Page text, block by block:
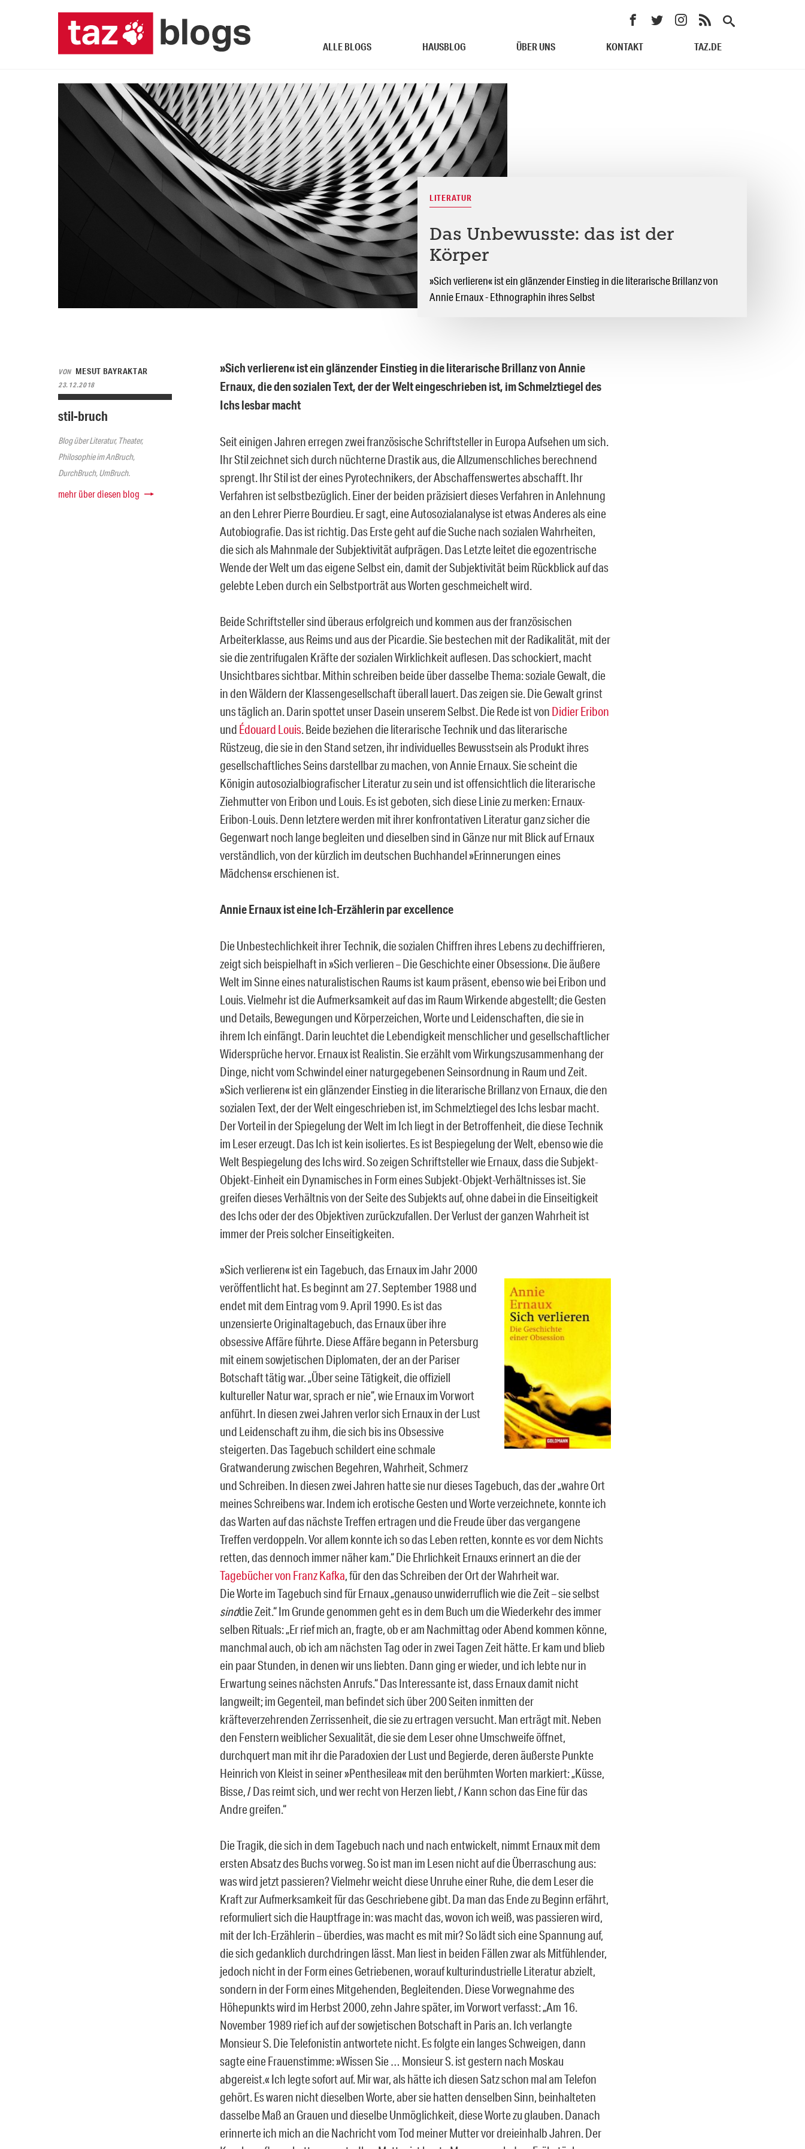
ALLE BLOGS HAUSBLOG ÜBER UNS KONTAKT TAZ.DE
LITERATUR
Das Unbewusste: das ist der
Körper
»Sich verlieren« ist ein glänzender Einstieg in die literarische Brillanz von
Annie Ernaux - Ethnographin ihres Selbst
VON MESUT BAYRAKTAR
23.12.2018
stil-bruch
Blog über Literatur, Theater,
Philosophie im AnBruch,
DurchBruch, UmBruch.
mehr über diesen blog
»Sich verlieren« ist ein glänzender Einstieg in die literarische Brillanz von Annie
Ernaux, die den sozialen Text, der der Welt eingeschrieben ist, im Schmelztiegel des
Ichs lesbar macht
Seit einigen Jahren erregen zwei französische Schriftsteller in Europa Aufsehen um sich.
Ihr Stil zeichnet sich durch nüchterne Drastik aus, die Allzumenschliches berechnend
sprengt. Ihr Stil ist der eines Pyrotechnikers, der Abschaffenswertes abschafft. Ihr
Verfahren ist selbstbezüglich. Einer der beiden präzisiert dieses Verfahren in Anlehnung
an den Lehrer Pierre Bourdieu. Er sagt, eine Autosozialanalyse ist etwas Anderes als eine
Autobiografie. Das ist richtig. Das Erste geht auf die Suche nach sozialen Wahrheiten,
die sich als Mahnmale der Subjektivität aufprägen. Das Letzte leitet die egozentrische
Wende der Welt um das eigene Selbst ein, damit der Subjektivität beim Rückblick auf das
gelebte Leben durch ein Selbstporträt aus Worten geschmeichelt wird.
Beide Schriftsteller sind überaus erfolgreich und kommen aus der französischen
Arbeiterklasse, aus Reims und aus der Picardie. Sie bestechen mit der Radikalität, mit der
sie die zentrifugalen Kräfte der sozialen Wirklichkeit auflesen. Das schockiert, macht
Unsichtbares sichtbar. Mithin schreiben beide über dasselbe Thema: soziale Gewalt, die
in den Wäldern der Klassengesellschaft überall lauert. Das zeigen sie. Die Gewalt grinst
uns täglich an. Darin spottet unser Dasein unserem Selbst. Die Rede ist von Didier Eribon
und Édouard Louis. Beide beziehen die literarische Technik und das literarische
Rüstzeug, die sie in den Stand setzen, ihr individuelles Bewusstsein als Produkt ihres
gesellschaftliches Seins darstellbar zu machen, von Annie Ernaux. Sie scheint die
Königin autosozialbiografischer Literatur zu sein und ist offensichtlich die literarische
Ziehmutter von Eribon und Louis. Es ist geboten, sich diese Linie zu merken: Ernaux-
Eribon-Louis. Denn letztere werden mit ihrer konfrontativen Literatur ganz sicher die
Gegenwart noch lange begleiten und dieselben sind in Gänze nur mit Blick auf Ernaux
verständlich, von der kürzlich im deutschen Buchhandel »Erinnerungen eines
Mädchens« erschienen ist.
Annie Ernaux ist eine Ich-Erzählerin par excellence
Die Unbestechlichkeit ihrer Technik, die sozialen Chiffren ihres Lebens zu dechiffrieren,
zeigt sich beispielhaft in »Sich verlieren – Die Geschichte einer Obsession«. Die äußere
Welt im Sinne eines naturalistischen Raums ist kaum präsent, ebenso wie bei Eribon und
Louis. Vielmehr ist die Aufmerksamkeit auf das im Raum Wirkende abgestellt; die Gesten
und Details, Bewegungen und Körperzeichen, Worte und Leidenschaften, die sie in
ihrem Ich einfängt. Darin leuchtet die Lebendigkeit menschlicher und gesellschaftlicher
Widersprüche hervor. Ernaux ist Realistin. Sie erzählt vom Wirkungszusammenhang der
Dinge, nicht vom Schwindel einer naturgegebenen Seinsordnung in Raum und Zeit.
»Sich verlieren« ist ein glänzender Einstieg in die literarische Brillanz von Ernaux, die den
sozialen Text, der der Welt eingeschrieben ist, im Schmelztiegel des Ichs lesbar macht.
Der Vorteil in der Spiegelung der Welt im Ich liegt in der Betroffenheit, die diese Technik
im Leser erzeugt. Das Ich ist kein isoliertes. Es ist Bespiegelung der Welt, ebenso wie die
Welt Bespiegelung des Ichs wird. So zeigen Schriftsteller wie Ernaux, dass die Subjekt-
Objekt-Einheit ein Dynamisches in Form eines Subjekt-Objekt-Verhältnisses ist. Sie
greifen dieses Verhältnis von der Seite des Subjekts auf, ohne dabei in die Einseitigkeit
des Ichs oder der des Objektiven zurückzufallen. Der Verlust der ganzen Wahrheit ist
immer der Preis solcher Einseitigkeiten.
»Sich verlieren« ist ein Tagebuch, das Ernaux im Jahr 2000
veröffentlicht hat. Es beginnt am 27. September 1988 und
endet mit dem Eintrag vom 9. April 1990. Es ist das
unzensierte Originaltagebuch, das Ernaux über ihre
obsessive Affäre führte. Diese Affäre begann in Petersburg
mit einem sowjetischen Diplomaten, der an der Pariser
Botschaft tätig war. „Über seine Tätigkeit, die offiziell
kultureller Natur war, sprach er nie“, wie Ernaux im Vorwort
anführt. In diesen zwei Jahren verlor sich Ernaux in der Lust
und Leidenschaft zu ihm, die sich bis ins Obsessive
steigerten. Das Tagebuch schildert eine schmale
Gratwanderung zwischen Begehren, Wahrheit, Schmerz
und Schreiben. In diesen zwei Jahren hatte sie nur dieses Tagebuch, das der „wahre Ort
meines Schreibens war. Indem ich erotische Gesten und Worte verzeichnete, konnte ich
das Warten auf das nächste Treffen ertragen und die Freude über das vergangene
Treffen verdoppeln. Vor allem konnte ich so das Leben retten, konnte es vor dem Nichts
retten, das dennoch immer näher kam.“ Die Ehrlichkeit Ernauxs erinnert an die der
Tagebücher von Franz Kafka, für den das Schreiben der Ort der Wahrheit war.
Die Worte im Tagebuch sind für Ernaux „genauso unwiderruflich wie die Zeit – sie selbst
sinddie Zeit.“ Im Grunde genommen geht es in dem Buch um die Wiederkehr des immer
selben Rituals: „Er rief mich an, fragte, ob er am Nachmittag oder Abend kommen könne,
manchmal auch, ob ich am nächsten Tag oder in zwei Tagen Zeit hätte. Er kam und blieb
ein paar Stunden, in denen wir uns liebten. Dann ging er wieder, und ich lebte nur in
Erwartung seines nächsten Anrufs.“ Das Interessante ist, dass Ernaux damit nicht
langweilt; im Gegenteil, man befindet sich über 200 Seiten inmitten der
kräfteverzehrenden Zerrissenheit, die sie zu ertragen versucht. Man erträgt mit. Neben
den Fenstern weiblicher Sexualität, die sie dem Leser ohne Umschweife öffnet,
durchquert man mit ihr die Paradoxien der Lust und Begierde, deren äußerste Punkte
Heinrich von Kleist in seiner »Penthesilea« mit den berühmten Worten markiert: „Küsse,
Bisse, / Das reimt sich, und wer recht von Herzen liebt, / Kann schon das Eine für das
Andre greifen.“
Die Tragik, die sich in dem Tagebuch nach und nach entwickelt, nimmt Ernaux mit dem
ersten Absatz des Buchs vorweg. So ist man im Lesen nicht auf die Überraschung aus:
was wird jetzt passieren? Vielmehr weicht diese Unruhe einer Ruhe, die dem Leser die
Kraft zur Aufmerksamkeit für das Geschriebene gibt. Da man das Ende zu Beginn erfährt,
reformuliert sich die Hauptfrage in: was macht das, wovon ich weiß, was passieren wird,
mit der Ich-Erzählerin – überdies, was macht es mit mir? So lädt sich eine Spannung auf,
die sich gedanklich durchdringen lässt. Man liest in beiden Fällen zwar als Mitfühlender,
jedoch nicht in der Form eines Getriebenen, worauf kulturindustrielle Literatur abzielt,
sondern in der Form eines Mitgehenden, Begleitenden. Diese Vorwegnahme des
Höhepunkts wird im Herbst 2000, zehn Jahre später, im Vorwort verfasst: „Am 16.
November 1989 rief ich auf der sowjetischen Botschaft in Paris an. Ich verlangte
Monsieur S. Die Telefonistin antwortete nicht. Es folgte ein langes Schweigen, dann
sagte eine Frauenstimme: »Wissen Sie … Monsieur S. ist gestern nach Moskau
abgereist.« Ich legte sofort auf. Mir war, als hätte ich diesen Satz schon mal am Telefon
gehört. Es waren nicht dieselben Worte, aber sie hatten denselben Sinn, beinhalteten
dasselbe Maß an Grauen und dieselbe Unmöglichkeit, diese Worte zu glauben. Danach
erinnerte ich mich an die Nachricht vom Tod meiner Mutter vor dreieinhalb Jahren. Der